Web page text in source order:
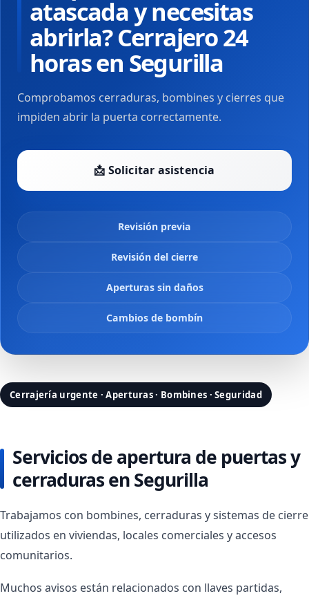
atascada y necesitas
abrirla? Cerrajero 24
horas en Segurilla
Comprobamos cerraduras, bombines y cierres que
impiden abrir la puerta correctamente.
📩 Solicitar asistencia
Revisión previa
Revisión del cierre
Aperturas sin daños
Cambios de bombín
Cerrajería urgente · Aperturas · Bombines · Seguridad
Servicios de apertura de puertas y
cerraduras en Segurilla
Trabajamos con bombines, cerraduras y sistemas de cierre
utilizados en viviendas, locales comerciales y accesos
comunitarios.
Muchos avisos están relacionados con llaves partidas,